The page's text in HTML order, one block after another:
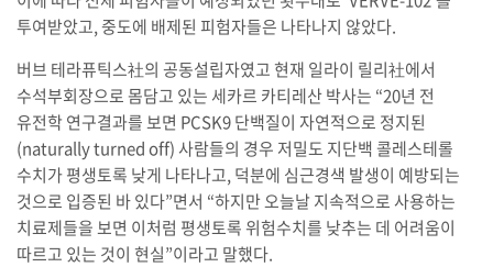
투여받았고, 중도에 배제된 피험자들은 나타나지 않았다.
버브 테라퓨틱스社의 공동설립자였고 현재 일라이 릴리社에서
수석부회장으로 몸담고 있는 세카르 카티레산 박사는 “20년 전
유전학 연구결과를 보면 PCSK9 단백질이 자연적으로 정지된
(naturally turned off) 사람들의 경우 저밀도 지단백 콜레스테롤
수치가 평생토록 낮게 나타나고, 덕분에 심근경색 발생이 예방되는
것으로 입증된 바 있다”면서 “하지만 오늘날 지속적으로 사용하는
치료제들을 보면 이처럼 평생토록 위험수치를 낮추는 데 어려움이
따르고 있는 것이 현실”이라고 말했다.